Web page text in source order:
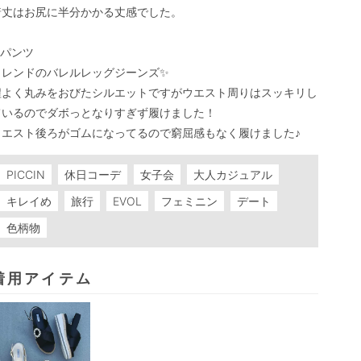
はお尻に半分かかる丈感でした。
ンツ
ンドのバレルレッグジーンズ✨
く丸みをおびたシルエットですがウエスト周りはスッキリし
るのでダボっとなりすぎず履けました！
スト後ろがゴムになってるので窮屈感もなく履けました♪
PICCIN 休日コーデ 女子会
大人カジュアル
キレイめ
旅行 EVOL フェミニン
デート
色柄物
用アイテム